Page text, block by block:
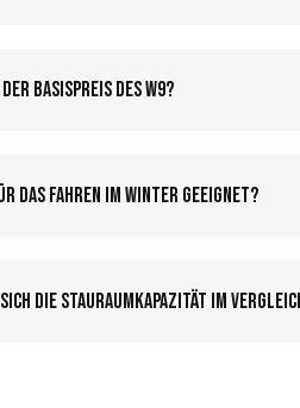
Basispreis des W9?
das Fahren im Winter geeignet?
die Stauraumkapazität im